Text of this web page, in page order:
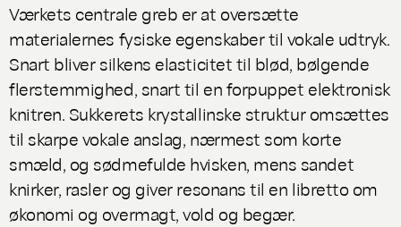
Værkets centrale greb er at oversætte
materialernes fysiske egenskaber til vokale udtryk.
Snart bliver silkens elasticitet til blød, bølgende
flerstemmighed, snart til en forpuppet elektronisk
knitren. Sukkerets krystallinske struktur omsættes
til skarpe vokale anslag, nærmest som korte
smæld, og sødmefulde hvisken, mens sandet
knirker, rasler og giver resonans til en libretto om
økonomi og overmagt, vold og begær.